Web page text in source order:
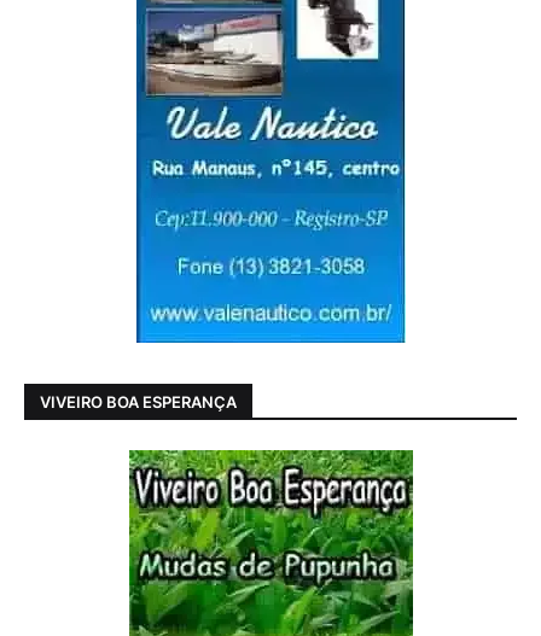
VIVEIRO BOA ESPERANÇA